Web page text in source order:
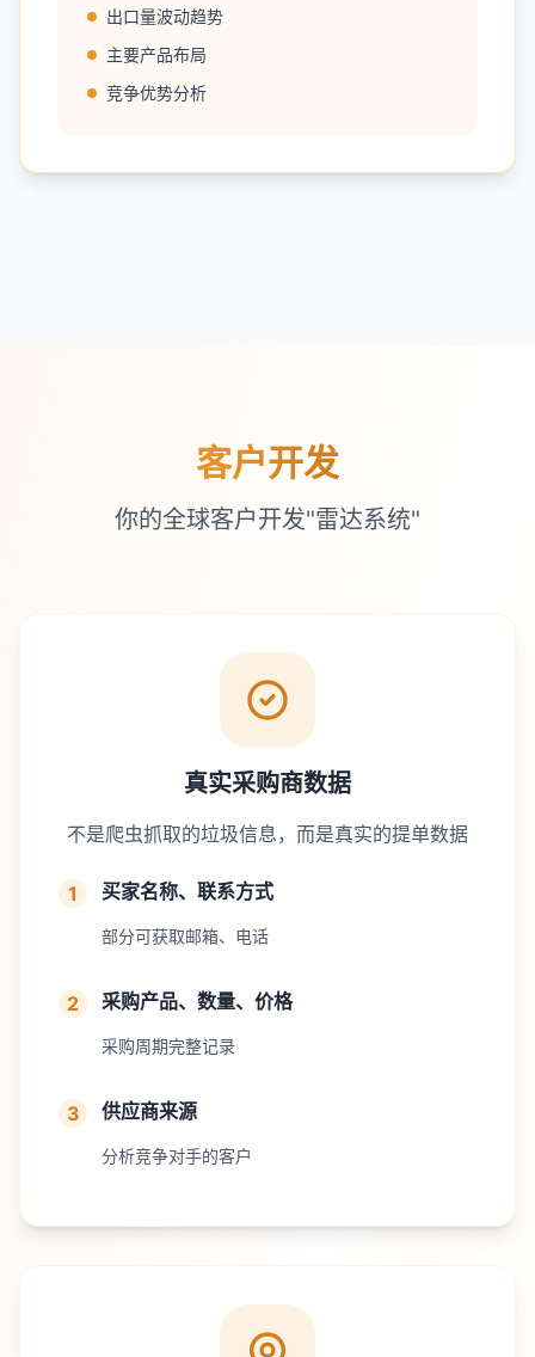
出口量波动趋势
主要产品布局
竞争优势分析
客户开发
你的全球客户开发"雷达系统"
真实采购商数据
不是爬虫抓取的垃圾信息，而是真实的提单数据
1 买家名称、联系方式
部分可获取邮箱、电话
2 采购产品、数量、价格
采购周期完整记录
3 供应商来源
分析竞争对手的客户